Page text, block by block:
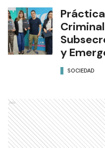
y
SOCIEDAD
Ads